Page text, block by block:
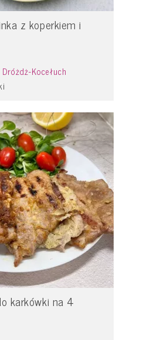
z koperkiem i
Kocełuch
karkówki na 4